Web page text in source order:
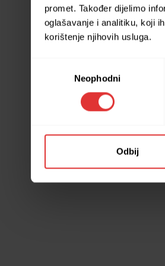
promet. Također dijelimo
oglašavanje i analitiku, koji
korištenje njihovih usluga.
Neophodni
Odbij
Application